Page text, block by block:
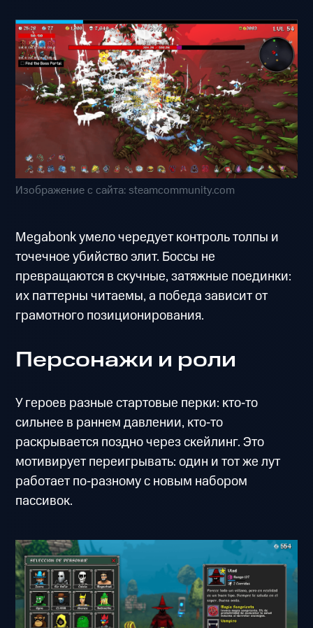
Изображение с сайта: steamcommunity.com
Megabonk умело чередует контроль толпы и
точечное убийство элит. Боссы не
превращаются в скучные, затяжные поединки:
их паттерны читаемы, а победа зависит от
грамотного позиционирования.
Персонажи и роли
У героев разные стартовые перки: кто‑то
сильнее в раннем давлении, кто‑то
раскрывается поздно через скейлинг. Это
мотивирует переигрывать: один и тот же лут
работает по‑разному с новым набором
пассивок.